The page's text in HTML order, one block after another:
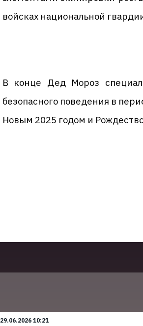
войсках национальной
В конце Дед Мороз
безопасного поведения в
Новым 2025 годом и
29.06.2026 10:21